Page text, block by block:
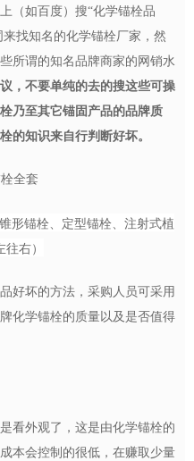
（如百度）搜“化学锚栓品
找知名的化学锚栓厂家，然
所谓的知名品牌商家的网销水
，不要单纯的去的搜这些可操
乃至其它锚固产品的品牌质
的知识来自行判断好坏。
形锚栓、定型锚栓、注射式植
右）
好坏的方法，采购人员可采用
化学锚栓的质量以及是否值得
看外观了，这是由化学锚栓的
本会控制的很低，在赚取少量